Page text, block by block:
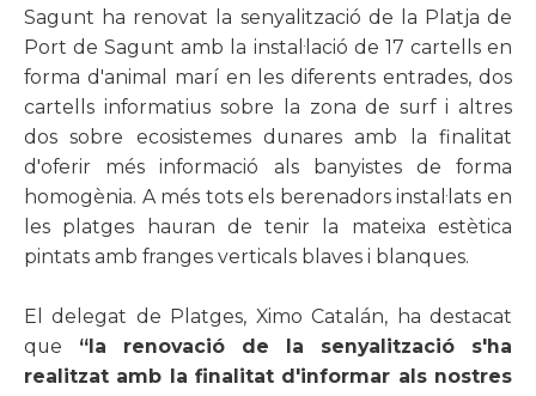
Sagunt ha renovat la senyalització de la Platja de
Port de Sagunt amb la instal·lació de 17 cartells en
forma d'animal marí en les diferents entrades, dos
cartells informatius sobre la zona de surf i altres
dos sobre ecosistemes dunares amb la finalitat
d'oferir més informació als banyistes de forma
homogènia. A més tots els berenadors instal·lats en
les platges hauran de tenir la mateixa estètica
pintats amb franges verticals blaves i blanques.
El delegat de Platges, Ximo Catalán, ha destacat
que “la renovació de la senyalització s'ha
realitzat amb la finalitat d'informar als nostres